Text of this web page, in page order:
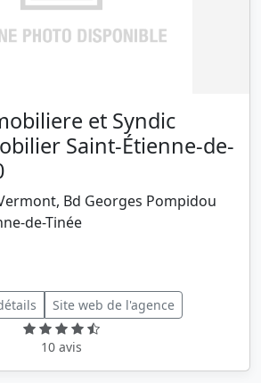
et Syndic
Saint-Étienne-de-
Bd Georges Pompidou
de-Tinée
Site web de l'agence
10 avis